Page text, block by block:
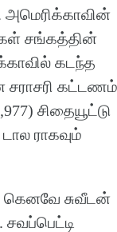
அமெரிக்காவின்
சங்கத்தின்
கடந்த
சராசரி கட்டணம்
சிதையூட்டு
ராகவும்
கெனவே சுவீடன்
சவப்பெட்டி